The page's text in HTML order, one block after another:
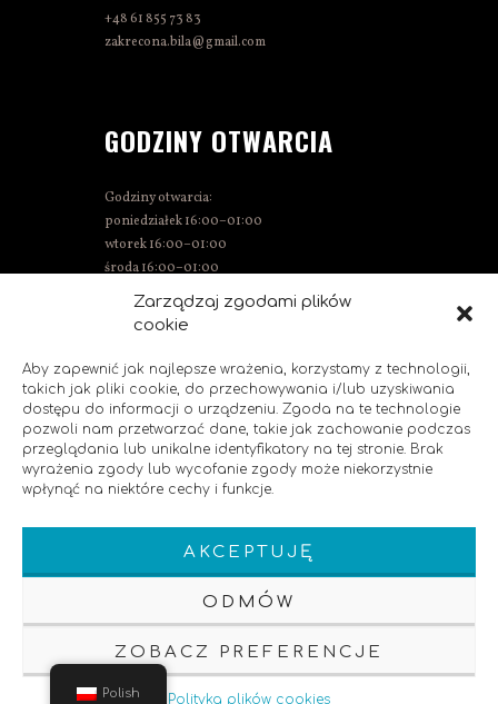
Zarządzaj zgodami plików
cookie
Aby zapewnić jak najlepsze wrażenia, korzystamy z technologii,
takich jak pliki cookie, do przechowywania i/lub uzyskiwania
dostępu do informacji o urządzeniu. Zgoda na te technologie
pozwoli nam przetwarzać dane, takie jak zachowanie podczas
przeglądania lub unikalne identyfikatory na tej stronie. Brak
wyrażenia zgody lub wycofanie zgody może niekorzystnie
wpłynąć na niektóre cechy i funkcje.
AKCEPTUJĘ
ODMÓW
ZOBACZ PREFERENCJE
Polityka plików cookies
+48 61 855 73 83
zakrecona.bila@gmail.com
GODZINY OTWARCIA
Godziny otwarcia:
poniedziałek 16:00–01:00
wtorek 16:00–01:00
środa 16:00–01:00
czwartek 15:00–01:00
piątek 15:00–02:00
niedziela 14:00–00:00
SOCIAL MEDIA
Klauzula Informacyjna
Pozycjonowanie strony
Polish